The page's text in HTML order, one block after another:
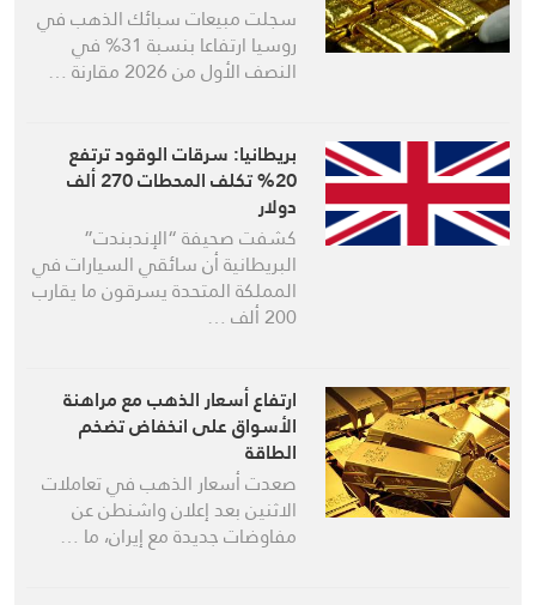
سجلت مبيعات سبائك الذهب في
روسيا ارتفاعا بنسبة 31% في
النصف الأول من 2026 مقارنة …
بريطانيا: سرقات الوقود ترتفع
20% تكلف المحطات 270 ألف
دولار
كشفت صحيفة “الإندبندت”
البريطانية أن سائقي السيارات في
المملكة المتحدة يسرقون ما يقارب
200 ألف …
ارتفاع أسعار الذهب مع مراهنة
الأسواق على انخفاض تضخم
الطاقة
صعدت أسعار الذهب في تعاملات
الاثنين بعد إعلان واشنطن عن
مفاوضات جديدة مع إيران، ما …